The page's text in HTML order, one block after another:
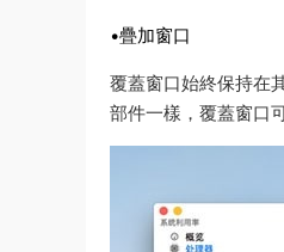
•疊加窗口
覆蓋窗口始終保持在
部件一樣，覆蓋窗口